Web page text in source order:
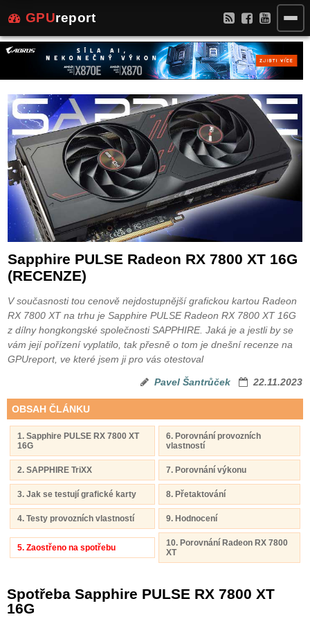
GPUreport
Sapphire PULSE Radeon RX 7800 XT 16G
(RECENZE)
V současnosti tou cenově nejdostupnější grafickou kartou Radeon
RX 7800 XT na trhu je Sapphire PULSE Radeon RX 7800 XT 16G
z dílny hongkongské společnosti SAPPHIRE. Jaká je a jestli by se
vám její pořízení vyplatilo, tak přesně o tom je dnešní recenze na
GPUreport, ve které jsem ji pro vás otestoval
Pavel Šantrůček 22.11.2023
OBSAH ČLÁNKU
1. Sapphire PULSE RX 7800 XT
16G
6. Porovnání provozních
vlastností
2. SAPPHIRE TriXX 7. Porovnání výkonu
3. Jak se testují grafické karty 8. Přetaktování
4. Testy provozních vlastností 9. Hodnocení
5. Zaostřeno na spotřebu
10. Porovnání Radeon RX 7800
XT
Spotřeba Sapphire PULSE RX 7800 XT
16G